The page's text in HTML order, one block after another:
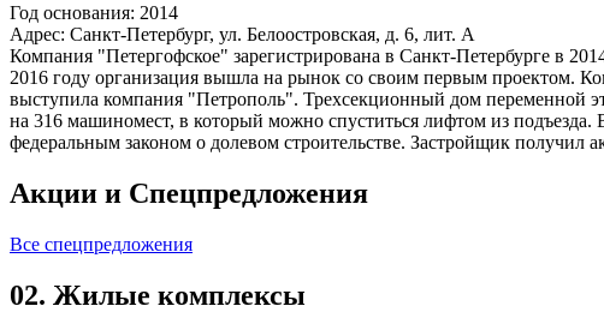
Год основания: 2014
Адрес: Санкт-Петербург, ул. Белоостровская, д. 6, лит. А
Компания "Петергофское" зарегистрирована в Санкт-Петербурге в
2016 году организация вышла на рынок со своим первым проектом.
выступила компания "Петрополь". Трехсекционный дом переменной
на 316 машиномест, в который можно спуститься лифтом из подъезда.
федеральным законом о долевом строительстве. Застройщик
Акции и Спецпредложения
Все спецпредложения
02. Жилые комплексы